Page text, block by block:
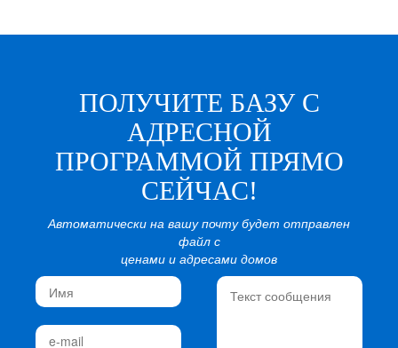
ПОЛУЧИТЕ БАЗУ С
АДРЕСНОЙ
ПРОГРАММОЙ ПРЯМО
СЕЙЧАС!
Автоматически на вашу почту будет отправлен
файл с
ценами и адресами домов